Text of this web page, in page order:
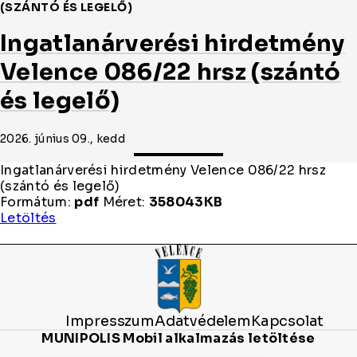
Ingatlanárverési hirdetmény
Velence 086/22 hrsz (szántó
és legelő)
(SZÁNTÓ ÉS LEGELŐ)
2026. június 09., kedd
Ingatlanárverési hirdetmény Velence 086/22 hrsz
(szántó és legelő)
Formátum: pdf Méret: 358043KB
Letöltés
Velence
és
legelő)
ImpresszumAdatvédelemKapcsolat
MUNIPOLIS Mobil alkalmazás letöltése